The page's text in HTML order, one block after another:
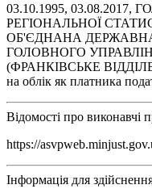
03.10.1995,
РЕГІОНАЛЬНОЇ
ОБ'ЄДНАНА
ГОЛОВНОГО
(ФРАНКIВСЬКЕ
на облік як платника
Відомості про виконавчі
https://
Інформація для